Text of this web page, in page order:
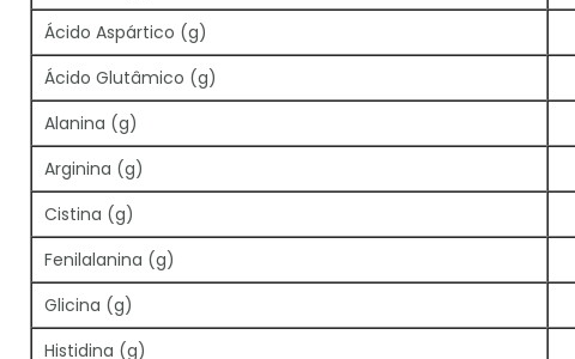
Ácido Aspártico (g)
Ácido Glutâmico (g)
Alanina (g)
Arginina (g)
Cistina (g)
Fenilalanina (g)
Glicina (g)
Histidina (g)